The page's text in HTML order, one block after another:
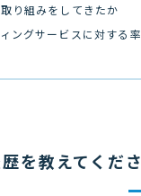
り組みをしてきたか
ングサービスに対する
を教えてくだ